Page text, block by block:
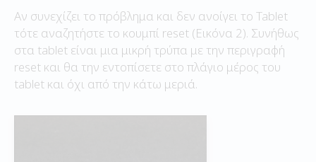
Αν συνεχίζει το πρόβλημα και δεν ανοίγει το Tablet
τότε αναζητήστε το κουμπί reset (Εικόνα 2). Συνήθως
στα tablet είναι μια μικρή τρύπα με την περιγραφή
reset και θα την εντοπίσετε στο πλάγιο μέρος του
tablet και όχι από την κάτω μεριά.